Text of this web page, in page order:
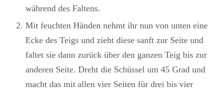
während des Faltens.
Mit feuchten Händen nehmt ihr nun von unten eine
Ecke des Teigs und zieht diese sanft zur Seite und
faltet sie dann zurück über den ganzen Teig bis zur
anderen Seite. Dreht die Schüssel um 45 Grad und
macht das mit allen vier Seiten für drei bis vier